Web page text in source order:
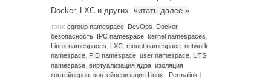
Docker, LXC и других. читать далее »
тэги: cgroup namespace DevOps
Docker
безопасность IPC namespace kernel namespaces
Linux namespaces
LXC mount namespace network
namespace PID namespace user namespace UTS
namespace виртуализация ядра изоляция
контейнеров контейнеризация Linux | Permalink |